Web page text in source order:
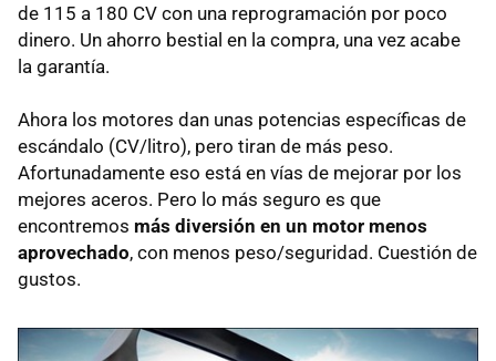
de 115 a 180 CV con una reprogramación por poco
dinero. Un ahorro bestial en la compra, una vez acabe
la garantía.
Ahora los motores dan unas potencias específicas de
escándalo (CV/litro), pero tiran de más peso.
Afortunadamente eso está en vías de mejorar por los
mejores aceros. Pero lo más seguro es que
encontremos más diversión en un motor menos
aprovechado, con menos peso/seguridad. Cuestión de
gustos.